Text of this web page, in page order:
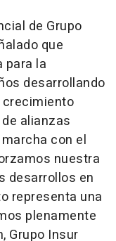
de Grupo
que
para la
desarrollando
alianzas
con el
nuestra
desarrollos en
representa una
plenamente
Grupo Insur